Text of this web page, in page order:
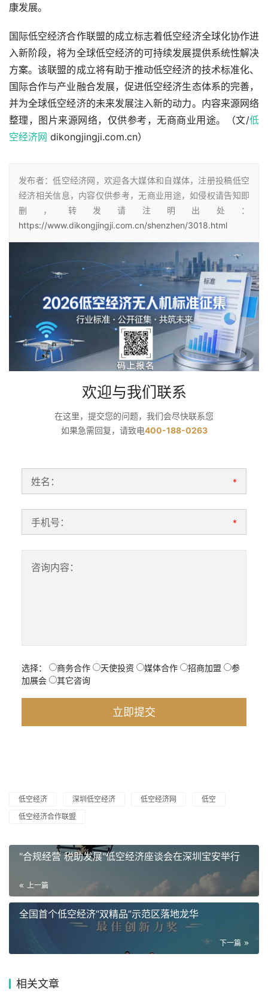
康发展。
国际低空经济合作联盟的成立标志着低空经济全球化协作进
入新阶段，将为全球低空经济的可持续发展提供系统性解决
方案。该联盟的成立将有助于推动低空经济的技术标准化、
国际合作与产业融合发展，促进低空经济生态体系的完善，
并为全球低空经济的未来发展注入新的动力。内容来源网络
整理，图片来源网络，仅供参考，无商商业用途。（文/低
空经济网 dikongjingji.com.cn）
发布者：低空经济网，欢迎各大媒体和自媒体，注册投稿低空
经济相关信息，内容仅供参考，无商业用途，如侵权请告知即
删，转发请注明出处：
https://www.dikongjingji.com.cn/shenzhen/3018.html
欢迎与我们联系
在这里，提交您的问题，我们会尽快联系您
如果急需回复，请致电400-188-0263
姓名： *
手机号： *
咨询内容：
选择： 商务合作 天使投资 媒体合作 招商加盟
参
加展会
其它咨询
低空经济 深圳低空经济 低空经济网
低空
低空经济合作联盟
"合规经营 税助发展"低空经济座谈会在深圳宝安举行
上一篇
全国首个低空经济“双精品”示范区落地龙华
下一篇
相关文章